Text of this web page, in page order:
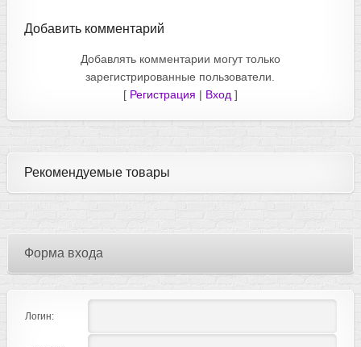
Добавить комментарий
Добавлять комментарии могут только
зарегистрированные пользователи.
[ Регистрация | Вход ]
Рекомендуемые товары
Форма входа
Логин: